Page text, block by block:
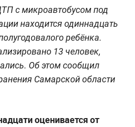
с микроавтобусом под
находится одиннадцать
ребёнка.
13 человек,
Об этом сообщил
Самарской области
оценивается от